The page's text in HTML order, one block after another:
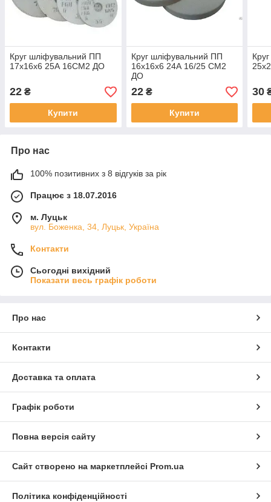
Круг шліфувальний ПП
17х16х6 25А 16СМ2 ДО
22 ₴
Купити
Круг шліфувальний ПП
16х16х6 24А 16/25 СМ2
ДО
22₴
Купити
30
Про нас
100% позитивних з 8 відгуків за рік
Працює з 18.07.2016
м. Луцьк
вул. Боженка, 34, Луцьк, Україна
Контакти
Сьогодні вихідний
Показати весь графік роботи
Про нас
Контакти
Доставка та оплата
Графік роботи
Повна версія сайту
Сайт створено на маркетплейсі Prom.ua
Політика конфіденційності